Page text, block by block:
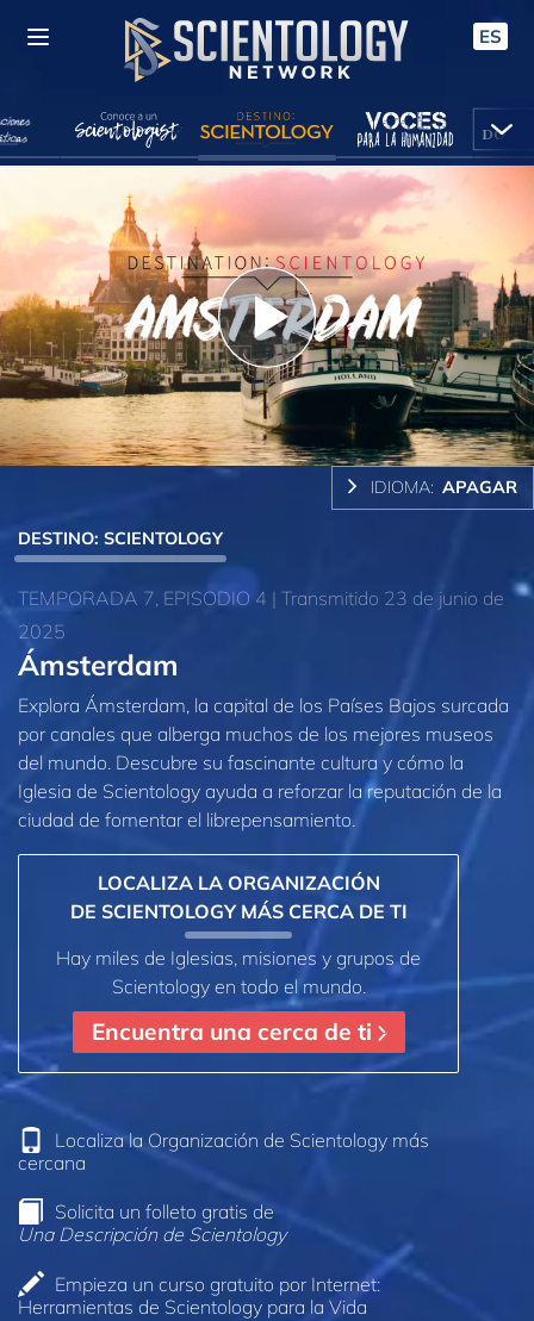
ES
Play
Video
IDIOMA: APAGAR
DESTINO: SCIENTOLOGY
TEMPORADA 7, EPISODIO 4 | Transmitido 23 de junio de
2025
Ámsterdam
Explora Ámsterdam, la capital de los Países Bajos surcada
por canales que alberga muchos de los mejores museos
del mundo. Descubre su fascinante cultura y cómo la
Iglesia de Scientology ayuda a reforzar la reputación de la
ciudad de fomentar el librepensamiento.
LOCALIZA LA ORGANIZACIÓN
DE SCIENTOLOGY MÁS CERCA DE TI
Hay miles de Iglesias, misiones y grupos de
Scientology en todo el mundo.
Encuentra una cerca de ti
Localiza la Organización de Scientology más
cercana
Solicita un folleto gratis de
Una Descripción de Scientology
Empieza un curso gratuito por Internet:
Herramientas de Scientology para la Vida